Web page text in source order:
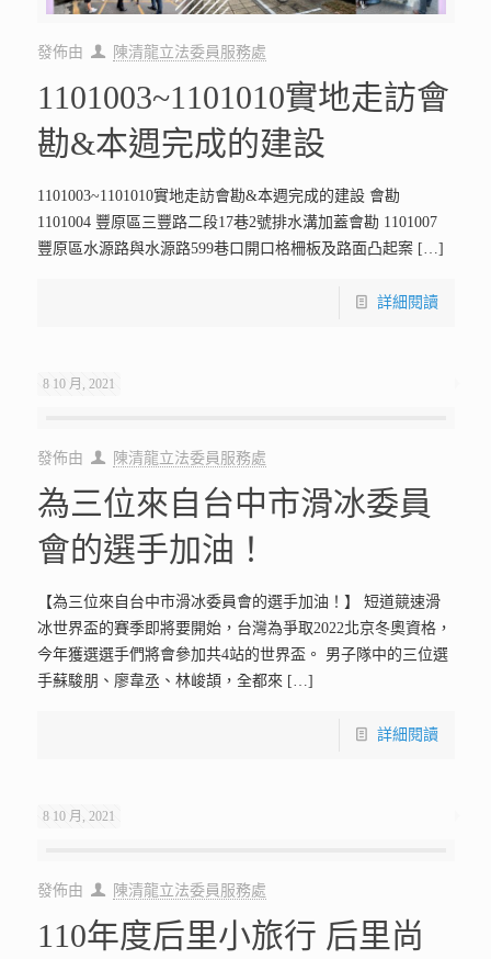
發佈由 陳清龍立法委員服務處
1101003~1101010實地走訪會
勘&本週完成的建設
1101003~1101010實地走訪會勘&本週完成的建設 會勘
1101004 豐原區三豐路二段17巷2號排水溝加蓋會勘 1101007
豐原區水源路與水源路599巷口開口格柵板及路面凸起案[…]
詳細閱讀
8 10 月, 2021
發佈由 陳清龍立法委員服務處
為三位來自台中市滑冰委員
會的選手加油！
【為三位來自台中市滑冰委員會的選手加油！】 短道競速滑
冰世界盃的賽季即將要開始，台灣為爭取2022北京冬奧資格，
今年獲選選手們將會參加共4站的世界盃。 男子隊中的三位選
手蘇駿朋、廖韋丞、林峻頡，全都來 […]
詳細閱讀
8 10 月, 2021
發佈由 陳清龍立法委員服務處
110年度后里小旅行 后里尚